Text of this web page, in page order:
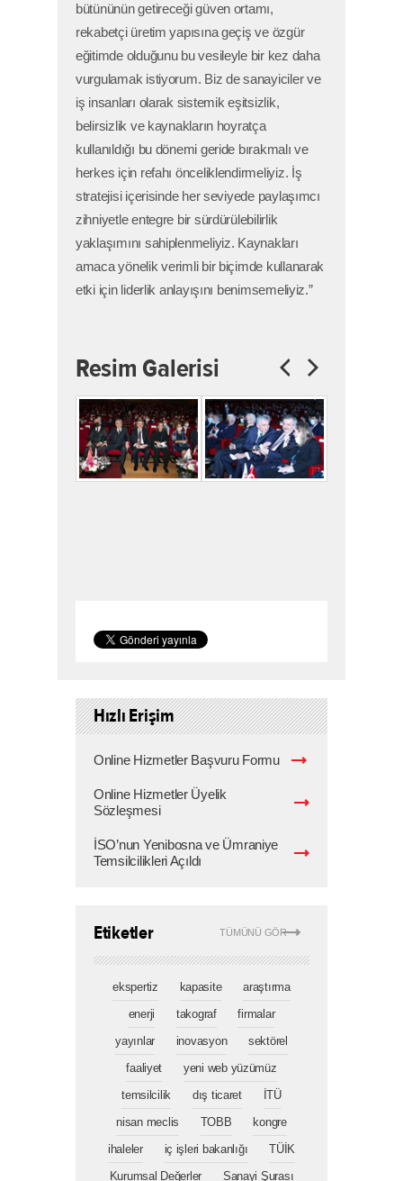
bütününün getireceği güven ortamı,
rekabetçi üretim yapısına geçiş ve özgür
eğitimde olduğunu bu vesileyle bir kez daha
vurgulamak istiyorum. Biz de sanayiciler ve
iş insanları olarak sistemik eşitsizlik,
belirsizlik ve kaynakların hoyratça
kullanıldığı bu dönemi geride bırakmalı ve
herkes için refahı önceliklendirmeliyiz. İş
stratejisi içerisinde her seviyede paylaşımcı
zihniyetle entegre bir sürdürülebilirlik
yaklaşımını sahiplenmeliyiz. Kaynakları
amaca yönelik verimli bir biçimde kullanarak
etki için liderlik anlayışını benimsemeliyiz.”
Resim Galerisi
Hızlı Erişim
Online Hizmetler Başvuru Formu
Online Hizmetler Üyelik
Sözleşmesi
İSO’nun Yenibosna ve Ümraniye
Temsilcilikleri Açıldı
TÜMÜNÜ GÖR
Etiketler
ekspertiz kapasite
araştırma
enerji
takograf
firmalar
yayınlar
inovasyon
sektörel
faaliyet
yeni web yüzümüz
temsilcilik
dış ticaret
İTÜ
nisan meclis
TOBB
kongre
ihaleler
iç işleri bakanlığı
TÜİK
Kurumsal Değerler
Sanayi Şurası
E-BÜLTEN
Copyright © 2025,
İstanbul Sanayi Odası